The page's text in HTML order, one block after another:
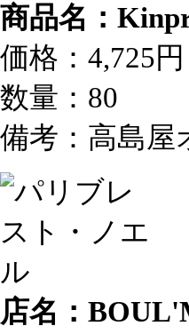
商品名：
価格：4,725円
数量：80
備考：高島
店名：